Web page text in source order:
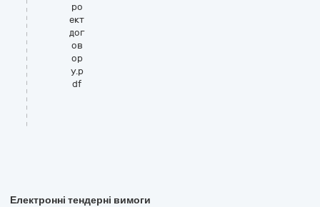
ро
ект
дог
ов
ор
у.p
df
Електронні тендерні вимоги